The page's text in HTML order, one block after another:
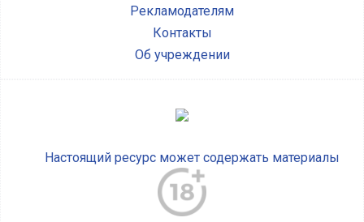
Рекламодателям
Контакты
Об учреждении
Настоящий ресурс может содержать материалы